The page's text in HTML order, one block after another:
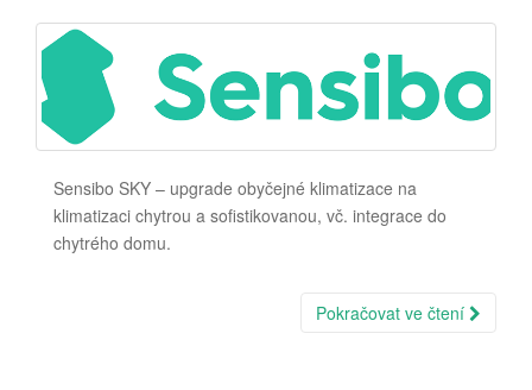
Sensibo SKY – upgrade obyčejné klimatizace na
klimatizaci chytrou a sofistikovanou, vč. integrace do
chytrého domu.
Pokračovat ve čtení